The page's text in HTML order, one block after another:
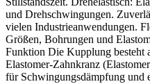
und Drehschwingungen.
vielen Industrieanwendungen.
Größen, Bohrungen und
Funktion Die Kupplung besteht
Elastomer-Zahnkranz
für Schwingungsdämpfung und